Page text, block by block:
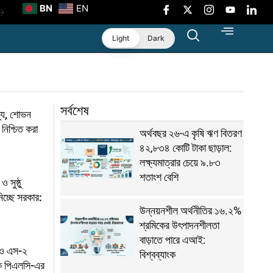
BN EN
Light Dark
শোভন
করা
সুষ্ঠু
সরকার:
এস-২
পিএলসি-এর
সর্বশেষ
অর্থবছর ২৬-এ কৃষি ঋণ বিতরণ
৪২,৮৩৪ কোটি টাকা ছাড়াল:
লক্ষ্যমাত্রার চেয়ে ৯.৮৩
শতাংশ বেশি
উন্নয়নশীল অর্থনীতির ১৬.২%
শ্রমিকের উৎপাদনশীলতা
বাড়াতে পারে এআই:
বিশ্বব্যাংক